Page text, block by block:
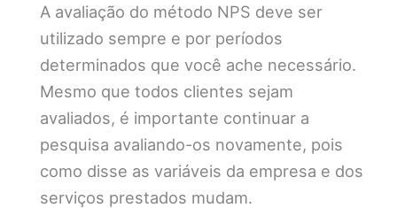
A avaliação do método NPS deve ser
utilizado sempre e por períodos
determinados que você ache necessário.
Mesmo que todos clientes sejam
avaliados, é importante continuar a
pesquisa avaliando-os novamente, pois
como disse as variáveis da empresa e dos
serviços prestados mudam.